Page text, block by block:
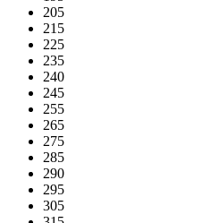
205
215
225
235
240
245
255
265
275
285
290
295
305